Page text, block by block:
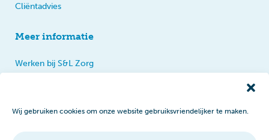
Wij gebruiken cookies om onze website gebruiksvriendelijker te maken.
Cliëntadvies
Meer informatie
Werken bij S&L Zorg